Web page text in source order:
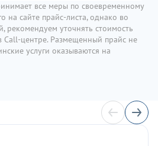
все меры по своевременному
сайте прайс-листа, однако во
рекомендуем уточнять стоимость
Call-центре. Размещенный прайс не
услуги оказываются на